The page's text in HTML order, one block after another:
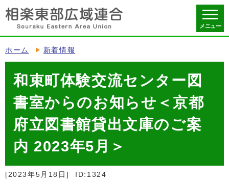
メニュー
ホーム 新着情報
和束町体験交流センター図
書室からのお知らせ＜京都
府立図書館貸出文庫のご案
内 2023年5月＞
[2023年5月18日] ID:1324